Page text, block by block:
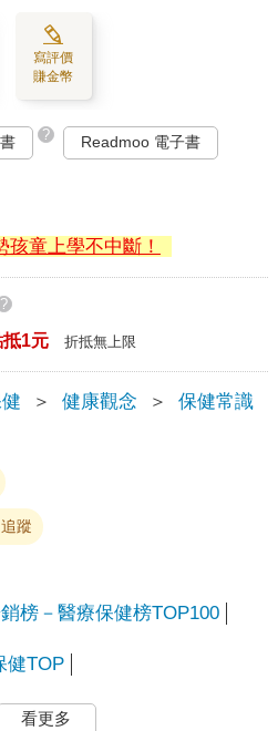
寫評價
賺金幣
? Readmoo 電子書
童上學不中斷！
?
1元 折抵無上限
＞ 健康觀念 ＞ 保健常識
追蹤
榜－醫療保健榜TOP100
健TOP
看更多